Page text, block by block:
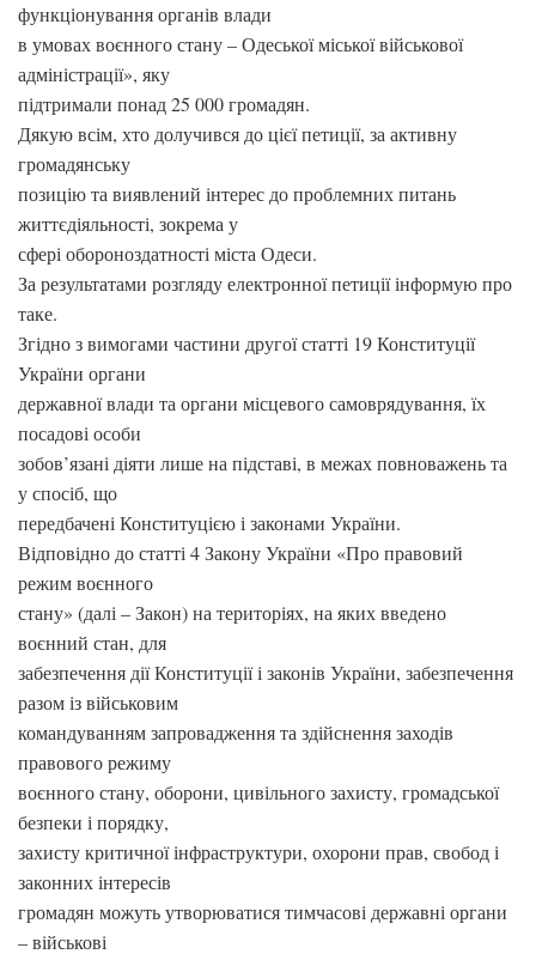
функціонування органів влади
в умовах воєнного стану – Одеської міської військової
адміністрації», яку
підтримали понад 25 000 громадян.
Дякую всім, хто долучився до цієї петиції, за активну
громадянську
позицію та виявлений інтерес до проблемних питань
життєдіяльності, зокрема у
сфері обороноздатності міста Одеси.
За результатами розгляду електронної петиції інформую про
таке.
Згідно з вимогами частини другої статті 19 Конституції
України органи
державної влади та органи місцевого самоврядування, їх
посадові особи
зобов’язані діяти лише на підставі, в межах повноважень та
у спосіб, що
передбачені Конституцією і законами України.
Відповідно до статті 4 Закону України «Про правовий
режим воєнного
стану» (далі – Закон) на територіях, на яких введено
воєнний стан, для
забезпечення дії Конституції і законів України, забезпечення
разом із військовим
командуванням запровадження та здійснення заходів
правового режиму
воєнного стану, оборони, цивільного захисту, громадської
безпеки і порядку,
захисту критичної інфраструктури, охорони прав, свобод і
законних інтересів
громадян можуть утворюватися тимчасові державні органи
– військові